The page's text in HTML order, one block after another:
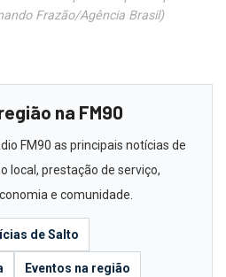
Frazão/Agência Brasil)
na FM90
FM90 as principais notícias de
local, prestação de serviço,
e comunidade.
de Salto
Eventos na região